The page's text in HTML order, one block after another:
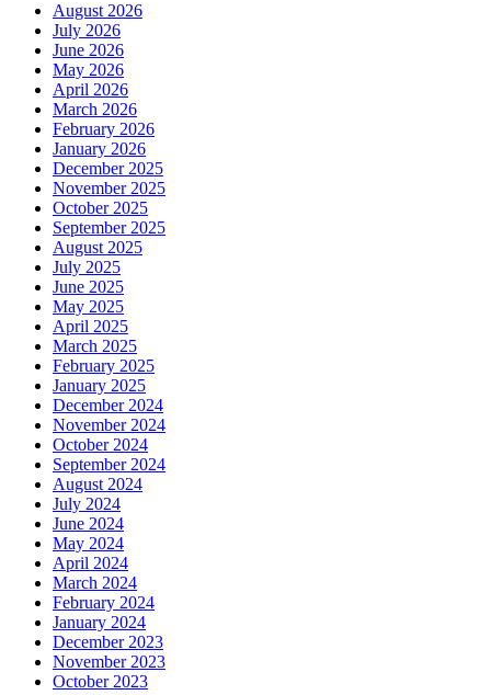
August 2026
July 2026
June 2026
May 2026
April 2026
March 2026
February 2026
January 2026
December 2025
November 2025
October 2025
September 2025
August 2025
July 2025
June 2025
May 2025
April 2025
March 2025
February 2025
January 2025
December 2024
November 2024
October 2024
September 2024
August 2024
July 2024
June 2024
May 2024
April 2024
March 2024
February 2024
January 2024
December 2023
November 2023
October 2023